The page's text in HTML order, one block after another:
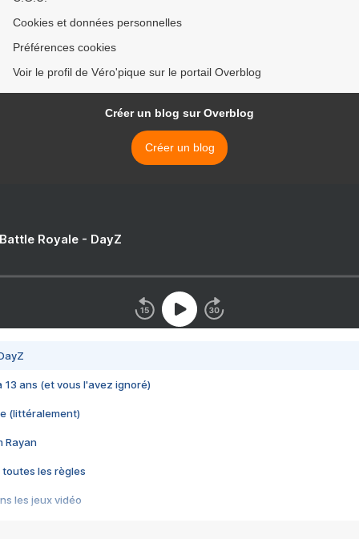
Cookies et données personnelles
Préférences cookies
Voir le profil de Véro'pique sur le portail Overblog
Créer un blog sur Overblog
Créer un blog
Royale - DayZ
13 ans (et vous l'avez ignoré)
(littéralement)
Rayan
toutes les règles
les jeux vidéo